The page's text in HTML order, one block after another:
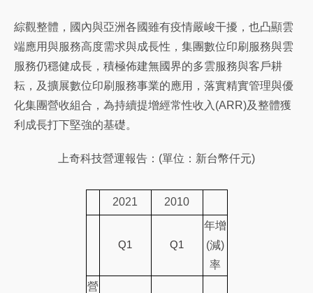
綜觀整體，國內與亞洲各國雖有疫情嚴峻干擾，也凸顯雲
端應用與服務高度需求與成長性，集團數位印刷服務與雲
服務仍穩健成長，積極佈建無國界的多雲服務與客戶耕
耘，及擴展數位印刷服務事業的應用，落實精實管理與優
化集團營收組合，為持續提增經常性收入(ARR)及整體獲
利成長打下堅強的基礎。
上奇科技營運報告：(單位：新台幣仟元)
2021 2010
Q1 Q1
年增
(減)
率
營